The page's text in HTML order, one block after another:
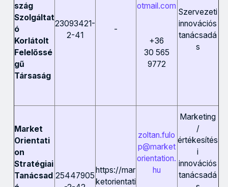
szág
Szolgáltat
ó
Korlátolt
Felelőssé
gű
Társaság
23093421-
2-41
-
otmail.com
+36
30 565
9772
Szervezeti
innovációs
tanácsadá
s
Market
Orientati
on
Stratégiai
Tanácsad 25447905
https://mar
ketorientati
zoltan.fulo
p@market
orientation.
hu
Marketing
/
értékesítés
i
innovációs
tanácsadá